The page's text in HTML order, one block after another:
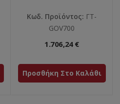
Κωδ. Προϊόντος: ΓΤ-
GOV700
1.706,24 €
Προσθήκη Στο Καλάθι